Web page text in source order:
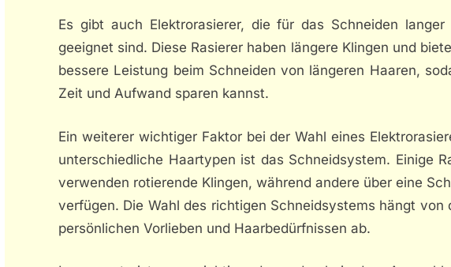
Es gibt auch Elektrorasierer, die für das Schneiden langer
geeignet sind. Diese Rasierer haben längere Klingen und
bessere Leistung beim Schneiden von längeren Haaren,
Zeit und Aufwand sparen kannst.
Ein weiterer wichtiger Faktor bei der Wahl eines
unterschiedliche Haartypen ist das Schneidsystem. Einige
verwenden rotierende Klingen, während andere über eine
verfügen. Die Wahl des richtigen Schneidsystems hängt von
persönlichen Vorlieben und Haarbedürfnissen ab.